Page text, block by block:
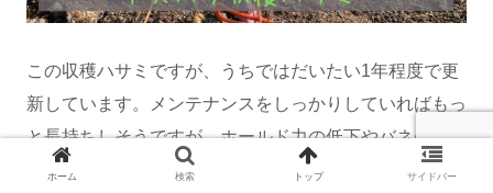
この収穫ハサミですが、うちではだいたい1年程度で更
新しています。メンテナンスをしっかりしていればもっ
と長持ちしそうですが、ホールド力の低下やバネの錆な
どで使いにくくなってきますので1年程度と割り切って
ホーム 検索 トップ サイドバー